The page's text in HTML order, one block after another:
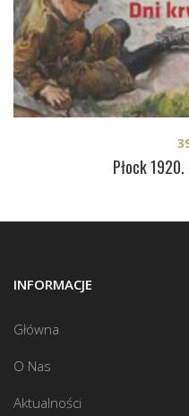
Płock
INFORMACJE
Główna
O Nas
Aktualności